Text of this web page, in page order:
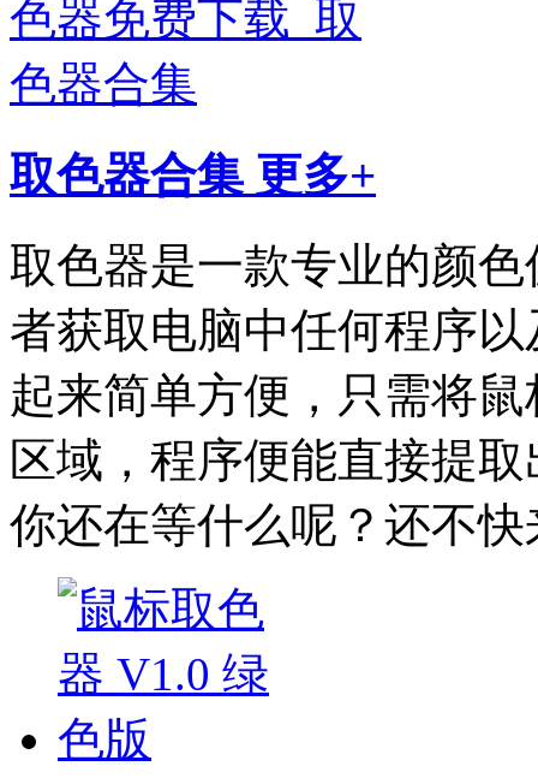
取色器合集 更多+
取色器是一款专业的颜
者获取电脑中任何程序
起来简单方便，只需将
区域，程序便能直接提
你还在等什么呢？还不